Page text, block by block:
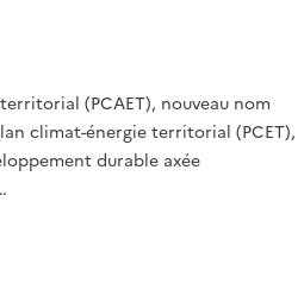
(PCAET), nouveau nom
climat-énergie territorial (PCET),
durable axée